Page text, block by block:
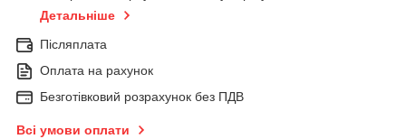
Детальніше
Післяплата
Оплата на рахунок
Безготівковий розрахунок без ПДВ
Всі умови оплати